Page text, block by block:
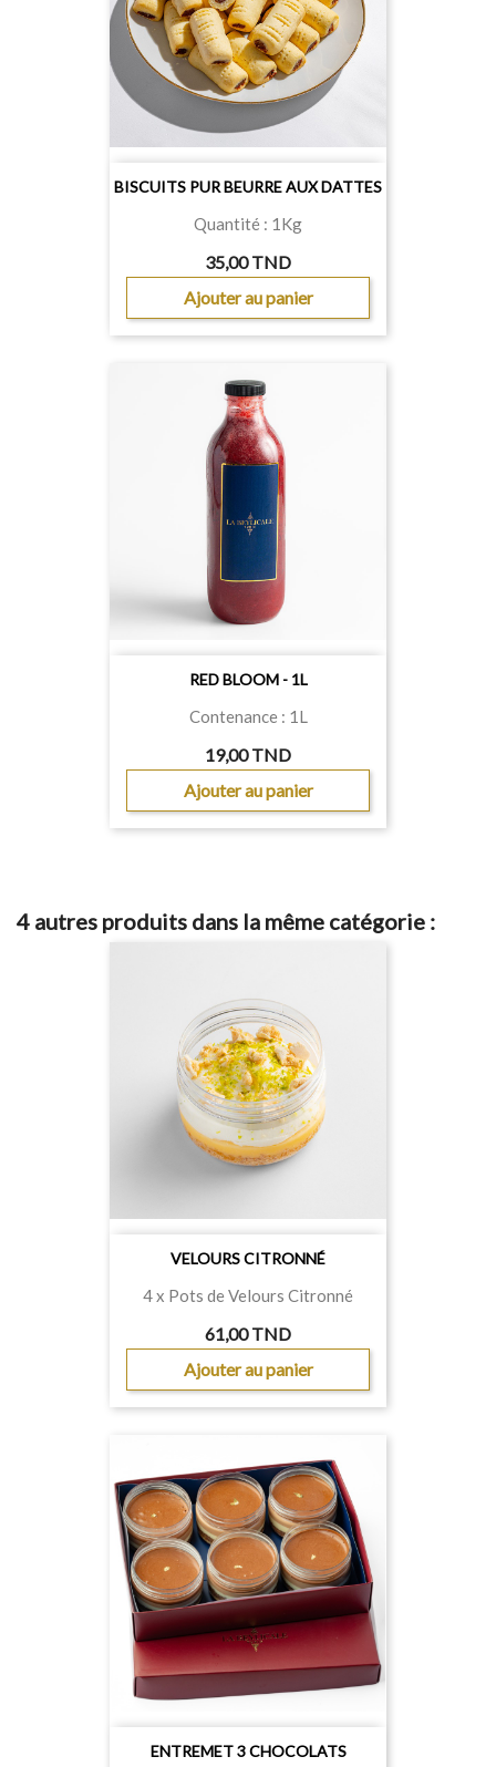
BISCUITS PUR BEURRE AUX DATTES
Quantité : 1Kg
35,00 TND
Ajouter au panier
RED BLOOM - 1L
Contenance : 1L
19,00 TND
Ajouter au panier
4 autres produits dans la même catégorie :
VELOURS CITRONNÉ
4 x Pots de Velours Citronné
61,00 TND
Ajouter au panier
ENTREMET 3 CHOCOLATS